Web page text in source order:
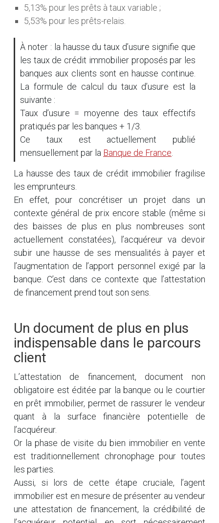
5,13% pour les prêts à taux variable ;
5,53% pour les prêts-relais.
À noter : la hausse du taux d’usure signifie que
les taux de crédit immobilier proposés par les
banques aux clients sont en hausse continue.
La formule de calcul du taux d’usure est la
suivante :
Taux d’usure = moyenne des taux effectifs
pratiqués par les banques + 1/3.
Ce taux est actuellement publié
mensuellement par la Banque de France
La hausse des taux de crédit immobilier fragilise
les emprunteurs.
En effet, pour concrétiser un projet dans un
contexte général de prix encore stable (même si
des baisses de plus en plus nombreuses sont
actuellement constatées), l’acquéreur va devoir
subir une hausse de ses mensualités à payer et
l’augmentation de l’apport personnel exigé par la
banque. C’est dans ce contexte que l’attestation
de financement prend tout son sens.
Un document de plus en plus
indispensable dans le parcours
client
L’attestation de financement, document non
obligatoire est éditée par la banque ou le courtier
en prêt immobilier, permet de rassurer le vendeur
quant à la surface financière potentielle de
l’acquéreur.
Or la phase de visite du bien immobilier en vente
est traditionnellement chronophage pour toutes
les parties.
Aussi, si lors de cette étape cruciale, l’agent
immobilier est en mesure de présenter au vendeur
une attestation de financement, la crédibilité de